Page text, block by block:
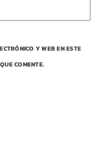
Y WEB EN ESTE
COMENTE.